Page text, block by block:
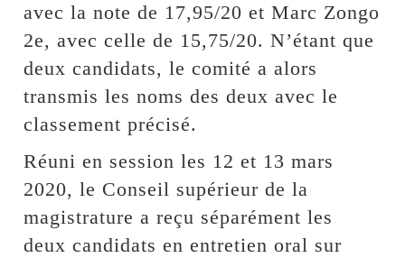
avec la note de 17,95/20 et Marc Zongo
2e, avec celle de 15,75/20. N’étant que
deux candidats, le comité a alors
transmis les noms des deux avec le
classement précisé.
Réuni en session les 12 et 13 mars
2020, le Conseil supérieur de la
magistrature a reçu séparément les
deux candidats en entretien oral sur